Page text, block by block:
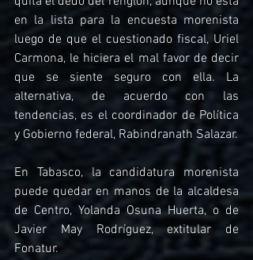
en la lista para la encuesta morenista
luego de que el cuestionado fiscal, Uriel
Carmona, le hiciera el mal favor de decir
que se siente seguro con ella. La
alternativa, de acuerdo con las
tendencias, es el coordinador de Política
y Gobierno federal, Rabindranath Salazar.
En Tabasco, la candidatura morenista
puede quedar en manos de la alcaldesa
de Centro, Yolanda Osuna Huerta, o de
Javier May Rodríguez, extitular de
Fonatur.